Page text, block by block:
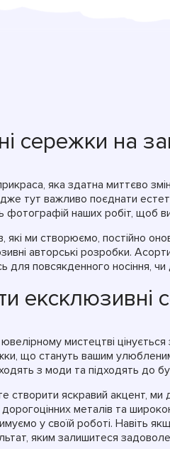
сережки на
яка здатна миттєво
тут важливо поєднати
фотографій наших робіт, щоб
які ми створюємо, постійно
авторські розробки.
для повсякденного носіння,
ексклюзивні
мистецтві
що стануть вашим
з моди та підходять до
створити яскравий акцент,
металів та
у своїй роботі. Навіть
яким залишитеся